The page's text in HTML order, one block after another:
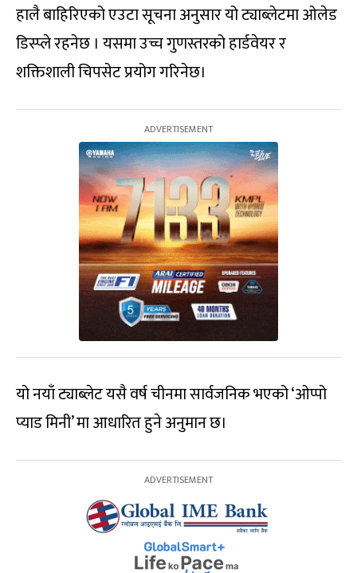
हालै बाहिरिएको एउटा सूचना अनुसार यो ट्याब्लेटमा ओलेड
डिस्प्ले रहनेछ । यसमा उच्च गुणस्तरको हार्डवेयर र
शक्तिशाली चिपसेट प्रयोग गरिनेछ।
यो नयाँ ट्याब्लेट यसै वर्ष चीनमा सार्वजनिक भएको ‘ओप्पो
प्याड मिनी’ मा आधारित हुने अनुमान छ।